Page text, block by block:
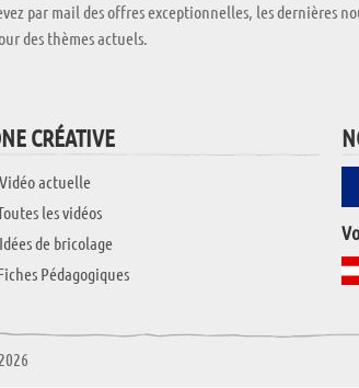
par mail des offres exceptionnelles, les dernières
des thèmes actuels.
CRÉATIVE
Vidéo actuelle
les vidéos
Idées de bricolage
Pédagogiques